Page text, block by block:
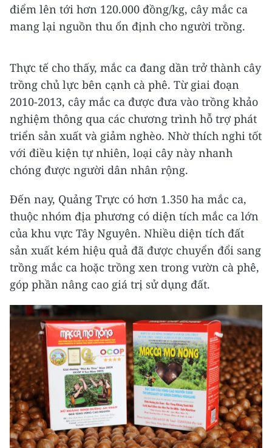
điểm lên tới hơn 120.000 đồng/kg, cây mắc ca
mang lại nguồn thu ổn định cho người trồng.
Thực tế cho thấy, mắc ca đang dần trở thành cây
trồng chủ lực bên cạnh cà phê. Từ giai đoạn
2010-2013, cây mắc ca được đưa vào trồng khảo
nghiệm thông qua các chương trình hỗ trợ phát
triển sản xuất và giảm nghèo. Nhờ thích nghi tốt
với điều kiện tự nhiên, loại cây này nhanh
chóng được người dân nhân rộng.
Đến nay, Quảng Trực có hơn 1.350 ha mắc ca,
thuộc nhóm địa phương có diện tích mắc ca lớn
của khu vực Tây Nguyên. Nhiều diện tích đất
sản xuất kém hiệu quả đã được chuyển đổi sang
trồng mắc ca hoặc trồng xen trong vườn cà phê,
góp phần nâng cao giá trị sử dụng đất.